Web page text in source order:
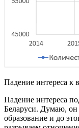
Падение интереса
Падение интереса
Беларуси. Думаю, он
образование и до